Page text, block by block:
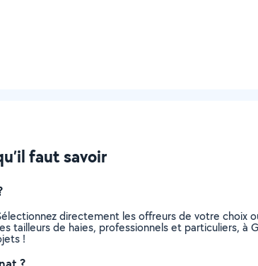
faut savoir
directement les offreurs de votre
tailleurs de haies, professionnels et particuliers,
!